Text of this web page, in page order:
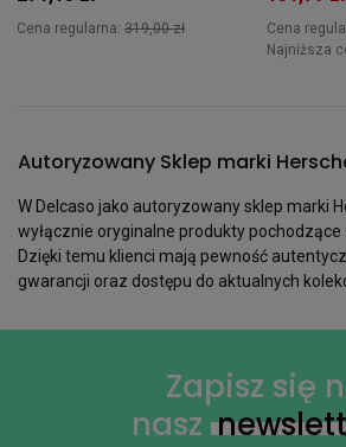
Cena regularna: 319,00 zł Cena
Najniższa
Autoryzowany Sklep marki
W Delcaso jako autoryzowany sklep marki
wyłącznie oryginalne produkty pochodzące
Dzięki temu klienci mają pewność
gwarancji oraz dostępu do aktualnych
Zapisz się
nasz